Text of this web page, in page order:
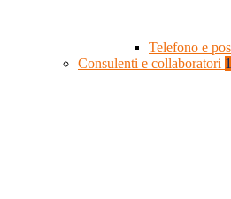
Telefono e
Consulenti e collaboratori